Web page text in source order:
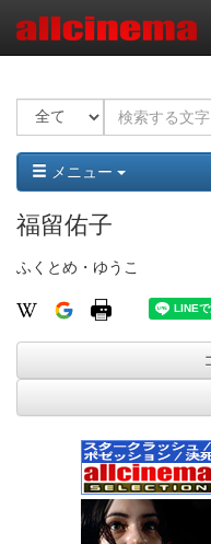
メニュー
福留佑子
ふくとめ・ゆうこ